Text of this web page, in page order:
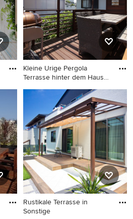
Kleine Urige Pergola
Terrasse hinter dem Haus
Kleine Urige Pergola Terrasse
hinter dem Haus mit
Outdoor-Küche in Yokohama
Rustikale Terrasse in
Sonstige